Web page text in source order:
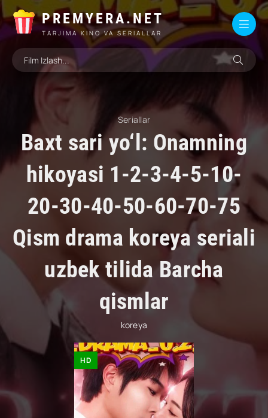
PREMYERA.NET
TARJIMA KINO VA SERIALLAR
Seriallar
Baxt sari yo‘l: Onamning
hikoyasi 1-2-3-4-5-10-
20-30-40-50-60-70-75
Qism drama koreya seriali
uzbek tilida Barcha
qismlar
koreya
HD